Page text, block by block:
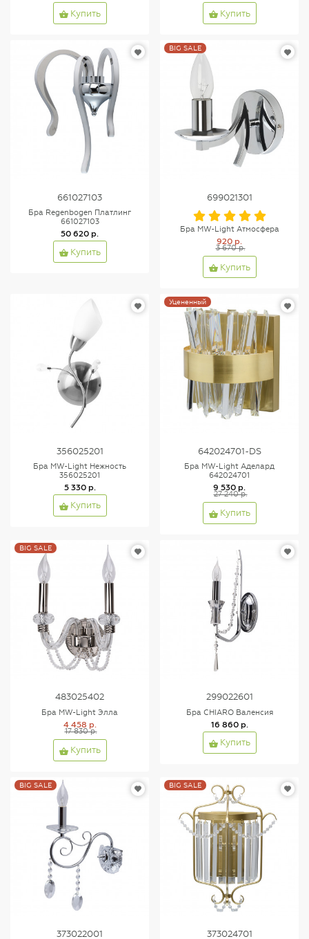
Купить Купить
661027103
Бра Regenbogen Платлинг
661027103
50 620 р.
Купить
BIG SALE
699021301
Бра MW-Light Атмосфера
920 р.
3 670 р.
Купить
356025201
Бра MW-Light Нежность
356025201
5 330 р.
Купить
Уцененный
642024701-DS
Бра MW-Light Аделард
642024701
9 530 р.
27 240 р.
Купить
BIG SALE
483025402
Бра MW-Light Элла
4 458 р.
17 830 р.
Купить
299022601
Бра CHIARO Валенсия
16 860 р.
Купить
BIG SALE
373022001
BIG SALE
373024701